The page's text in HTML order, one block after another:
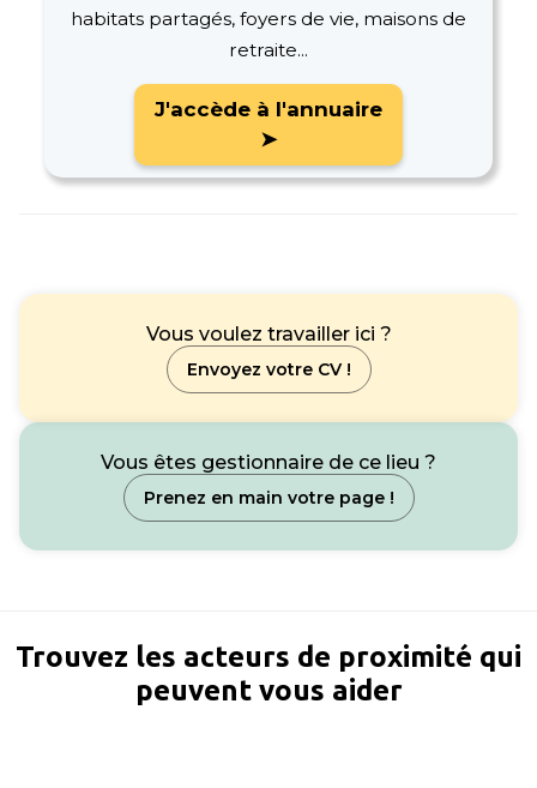
habitats partagés, foyers de vie, maisons de
retraite...
J'accède à l'annuaire
➤
Vous voulez travailler ici ?
Envoyez votre CV !
Vous êtes gestionnaire de ce lieu ?
Prenez en main votre page !
Trouvez les acteurs de proximité qui
peuvent vous aider